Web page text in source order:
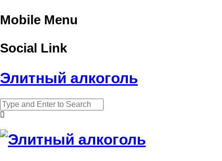
Mobile Menu
Social Link
Элитный алкоголь